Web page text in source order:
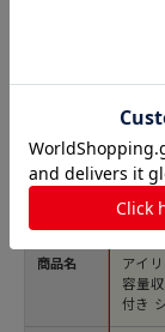
ベッドの人気商
商品名
アイ
容量
付き
ホワイ